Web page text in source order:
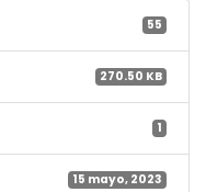
55
270.50 KB
1
15 mayo, 2023